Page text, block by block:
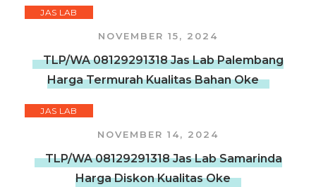
JAS LAB
NOVEMBER 15, 2024
TLP/WA 08129291318 Jas Lab Palembang
Harga Termurah Kualitas Bahan Oke
JAS LAB
NOVEMBER 14, 2024
TLP/WA 08129291318 Jas Lab Samarinda
Harga Diskon Kualitas Oke